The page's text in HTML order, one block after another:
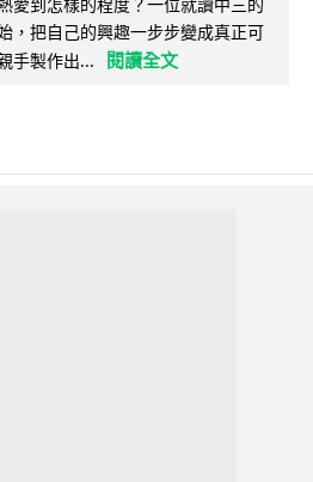
愛到怎樣的程度？一位就讀中三的
，把自己的興趣一步步變成真正可
手製作出...
閱讀全文